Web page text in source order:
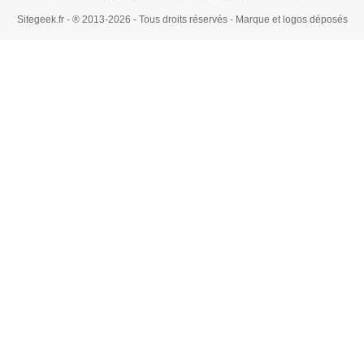
Sitegeek.fr - ® 2013-2026 - Tous droits réservés - Marque et logos déposés